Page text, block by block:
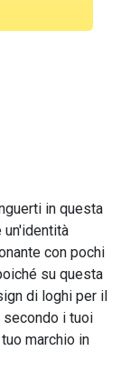
in questa
un'identità
con pochi
su questa
di loghi per il
i tuoi
marchio in